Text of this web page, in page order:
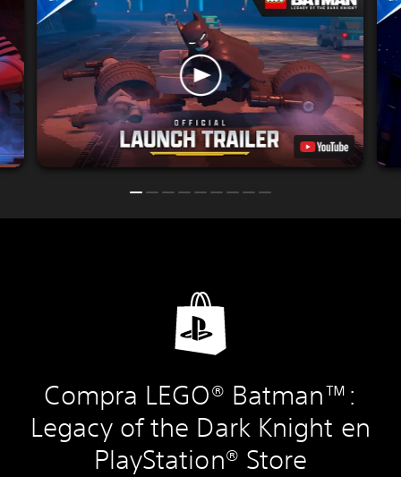
Compra LEGO® Batman™:
Legacy of the Dark Knight en
PlayStation® Store